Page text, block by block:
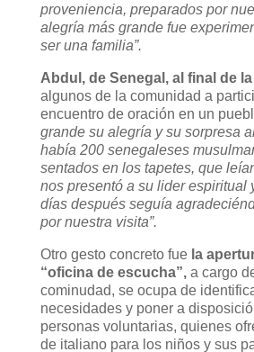
proveniencia, preparados por
alegría más grande fue
ser una familia”.
Abdul, de Senegal, al final de
algunos de la comunidad a
encuentro de oración en un
grande su alegría y su sorpresa
había 200 senegaleses
sentados en los tapetes, que
nos presentó a su lider espiritual
días después seguía
por nuestra visita”.
Otro gesto concreto fue la
“oficina de escucha”, a cargo
cominudad, se ocupa de
necesidades y poner a
personas voluntarias, quienes
de italiano para los niños y sus